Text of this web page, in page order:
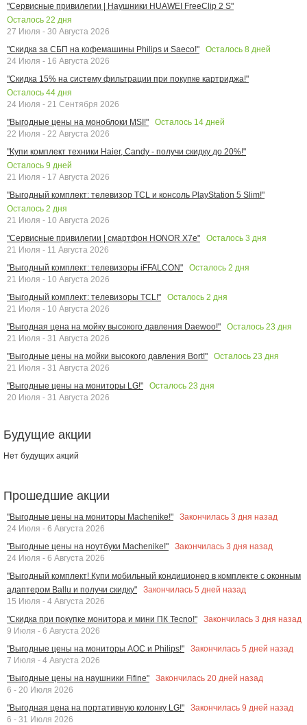
"Сервисные привилегии | Наушники HUAWEI FreeClip 2 S"
Осталось 22 дня
27 Июля - 30 Августа 2026
"Скидка за СБП на кофемашины Philips и Saeco!"
Осталось 8 дней
24 Июля - 16 Августа 2026
"Скидка 15% на систему фильтрации при покупке картриджа!"
Осталось 44 дня
24 Июля - 21 Сентября 2026
"Выгодные цены на моноблоки MSI!"
Осталось 14 дней
22 Июля - 22 Августа 2026
"Купи комплект техники Haier, Candy - получи скидку до 20%!"
Осталось 9 дней
21 Июля - 17 Августа 2026
"Выгодный комплект: телевизор TCL и консоль PlayStation 5 Slim!"
Осталось 2 дня
21 Июля - 10 Августа 2026
"Сервисные привилегии | смартфон HONOR X7e"
Осталось 3 дня
21 Июля - 11 Августа 2026
"Выгодный комплект: телевизоры iFFALCON"
Осталось 2 дня
21 Июля - 10 Августа 2026
"Выгодный комплект: телевизоры TCL!"
Осталось 2 дня
21 Июля - 10 Августа 2026
"Выгодная цена на мойку высокого давления Daewoo!"
Осталось 23 дня
21 Июля - 31 Августа 2026
"Выгодные цены на мойки высокого давления Bort!"
Осталось 23 дня
21 Июля - 31 Августа 2026
"Выгодные цены на мониторы LG!"
Осталось 23 дня
20 Июля - 31 Августа 2026
Будущие акции
Нет будущих акций
Прошедшие акции
"Выгодные цены на мониторы Machenike!" Закончилась 3 дня назад
24 Июля - 6 Августа 2026
"Выгодные цены на ноутбуки Machenike!"
Закончилась 3 дня назад
24 Июля - 6 Августа 2026
"Выгодный комплект! Купи мобильный кондиционер в комплекте с оконным
адаптером Ballu и получи скидку"
Закончилась 5 дней назад
15 Июля - 4 Августа 2026
"Скидка при покупке монитора и мини ПК Tecno!"
Закончилась 3 дня назад
9 Июля - 6 Августа 2026
"Выгодные цены на мониторы AOC и Philips!"
Закончилась 5 дней назад
7 Июля - 4 Августа 2026
"Выгодные цены на наушники Fifine"
Закончилась 20 дней назад
6 - 20 Июля 2026
"Выгодная цена на портативную колонку LG!"
Закончилась 9 дней назад
6 - 31 Июля 2026